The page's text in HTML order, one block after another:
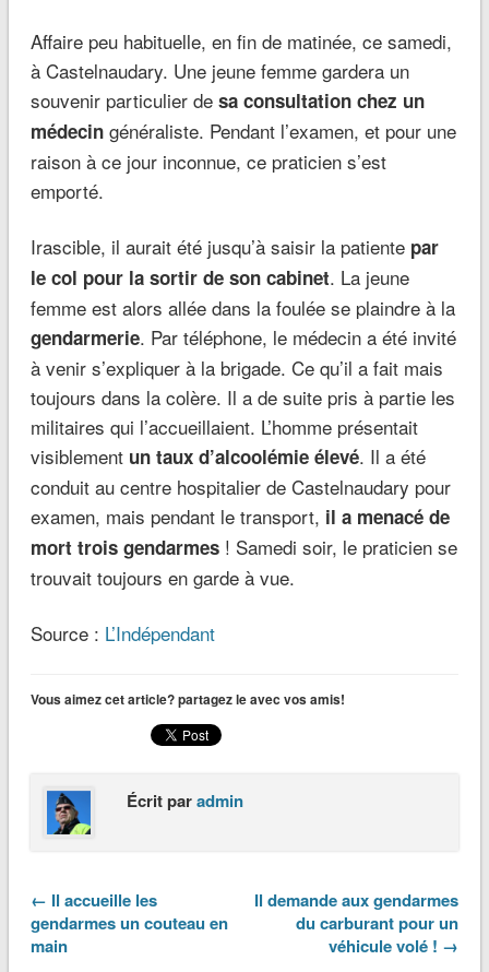
Affaire peu habituelle, en fin de matinée, ce samedi,
à Castelnaudary. Une jeune femme gardera un
souvenir particulier de sa consultation chez un
médecingénéraliste. Pendant l’examen, et pour une
raison à ce jour inconnue, ce praticien s’est
emporté.
Irascible, il aurait été jusqu’à saisir la patiente par
le col pour la sortir de son cabinet. La jeune
femme est alors allée dans la foulée se plaindre à la
gendarmerie. Par téléphone, le médecin a été invité
à venir s’expliquer à la brigade. Ce qu’il a fait mais
toujours dans la colère. Il a de suite pris à partie les
militaires qui l’accueillaient. L’homme présentait
visiblementun taux d’alcoolémie élevé. Il a été
conduit au centre hospitalier de Castelnaudary pour
examen, mais pendant le transport, il a menacé de
mort trois gendarmes! Samedi soir, le praticien se
trouvait toujours en garde à vue.
Source : L’Indépendant
Vous aimez cet article? partagez le avec vos amis!
Écrit paradmin
← Il accueille les
gendarmes un couteau en
main
Il demande aux gendarmes
du carburant pour un
véhicule volé ! →